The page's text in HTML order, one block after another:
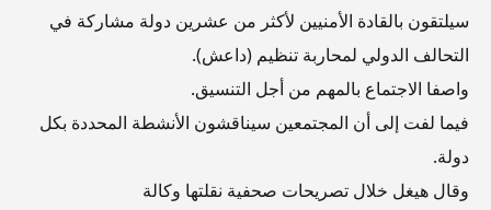
سيلتقون بالقادة الأمنيين لأكثر من عشرين دولة مشاركة في
التحالف الدولي لمحاربة تنظيم (داعش).
واصفا الاجتماع بالمهم من أجل التنسيق.
فيما لفت إلى أن المجتمعين سيناقشون الأنشطة المحددة بكل
دولة.
وقال هيغل خلال تصريحات صحفية نقلتها وكالة